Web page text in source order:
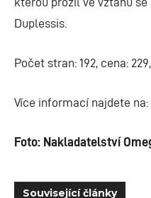
Duplessis.
Počet stran: 192, cena:
Více informací najdete na:
Foto: Nakladatelství
Související články